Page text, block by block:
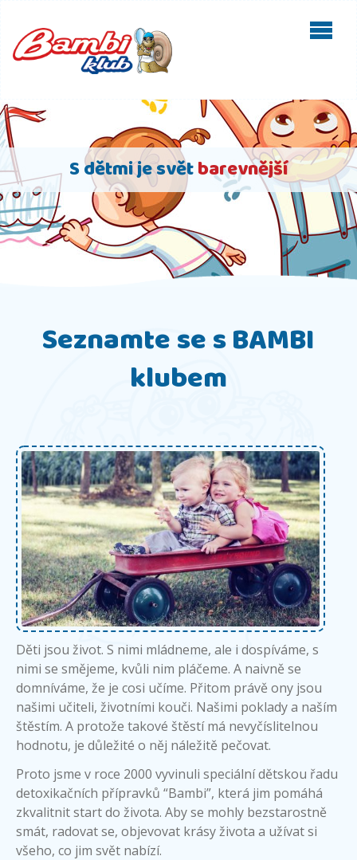
S dětmi je světbarevnější
Seznamte se s BAMBI
klubem
Děti jsou život. S nimi mládneme, ale i dospíváme, s
nimi se smějeme, kvůli nim pláčeme. A naivně se
domníváme, že je cosi učíme. Přitom právě ony jsou
našimi učiteli, životními kouči. Našimi poklady a naším
štěstím. A protože takové štěstí má nevyčíslitelnou
hodnotu, je důležité o něj náležitě pečovat.
Proto jsme v roce 2000 vyvinuli speciální dětskou řadu
detoxikačních přípravků “Bambi”, která jim pomáhá
zkvalitnit start do života. Aby se mohly bezstarostně
smát, radovat se, objevovat krásy života a užívat si
všeho, co jim svět nabízí.